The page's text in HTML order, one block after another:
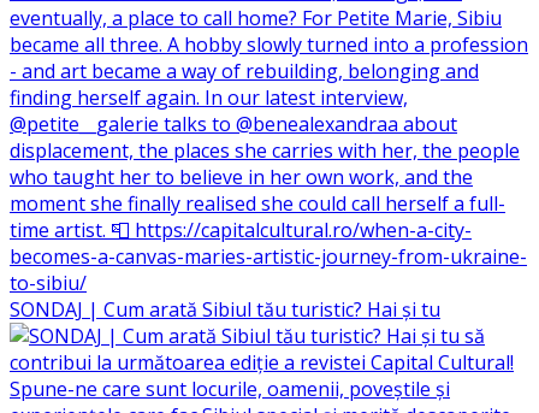
SONDAJ | Cum arată Sibiul tău turistic? Hai și tu